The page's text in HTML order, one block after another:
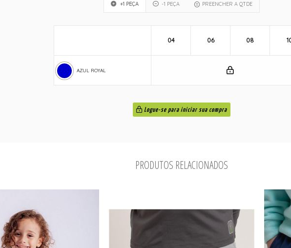
+1 PEÇA -1 PEÇA PREENCHER A QTDE
AZUL ROYAL
04 06 08
Logue-se para iniciar sua compra
PRODUTOS RELACIONADOS